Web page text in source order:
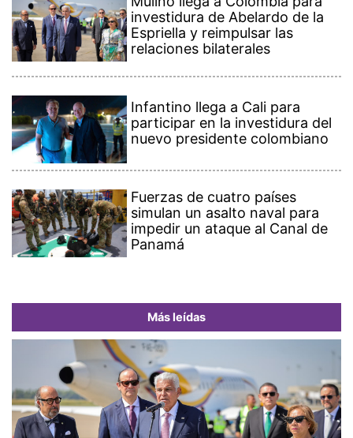
investidura de Abelardo de la
Espriella y reimpulsar las
relaciones bilaterales
Infantino llega a Cali para
participar en la investidura del
nuevo presidente colombiano
Fuerzas de cuatro países
simulan un asalto naval para
impedir un ataque al Canal de
Panamá
Más leídas